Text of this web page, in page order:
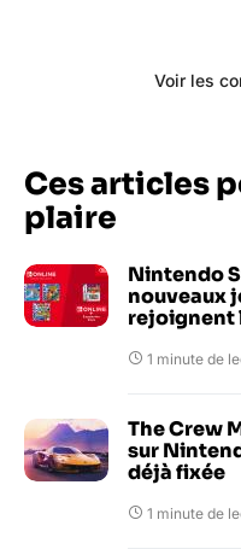
Voir les
Ces articles
plaire
Nintendo
nouveaux
rejoignent
1 minute de
The Crew
sur
déjà fixée
1 minute de